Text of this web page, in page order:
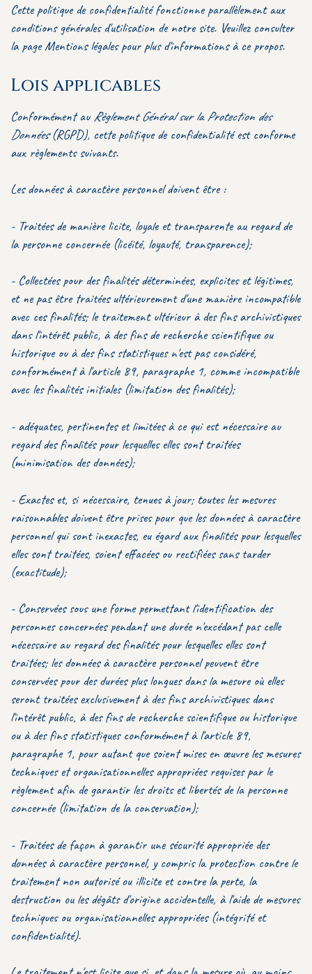
Cette politique de confidentialité fonctionne parallèlement aux
conditions générales d'utilisation de notre site. Veuillez consulter
la pageMentions légalespour plus d'informations à ce propos.
Lois applicables
Conformément au Règlement Général sur la Protection des
Données(RGPD), cette politique de confidentialité est conforme
aux règlements suivants.
Les données à caractère personnel doivent être :
- Traitées de manière licite, loyale et transparente au regard de
la personne concernée (licéité, loyauté, transparence);
- Collectées pour des finalités déterminées, explicites et légitimes,
et ne pas être traitées ultérieurement d'une manière incompatible
avec ces finalités; le traitement ultérieur à des fins archivistiques
dans l'intérêt public, à des fins de recherche scientifique ou
historique ou à des fins statistiques n'est pas considéré,
conformément à l'article 89, paragraphe 1, comme incompatible
avec les finalités initiales (limitation des finalités);
- adéquates, pertinentes et limitées à ce qui est nécessaire au
regard des finalités pour lesquelles elles sont traitées
(minimisation des données);
- Exactes et, si nécessaire, tenues à jour; toutes les mesures
raisonnables doivent être prises pour que les données à caractère
personnel qui sont inexactes, eu égard aux finalités pour lesquelles
elles sont traitées, soient effacées ou rectifiées sans tarder
(exactitude);
- Conservées sous une forme permettant l'identification des
personnes concernées pendant une durée n'excédant pas celle
nécessaire au regard des finalités pour lesquelles elles sont
traitées; les données à caractère personnel peuvent être
conservées pour des durées plus longues dans la mesure où elles
seront traitées exclusivement à des fins archivistiques dans
l'intérêt public, à des fins de recherche scientifique ou historique
ou à des fins statistiques conformément à l'article 89,
paragraphe 1, pour autant que soient mises en œuvre les mesures
techniques et organisationnelles appropriées requises par le
règlement afin de garantir les droits et libertés de la personne
concernée (limitation de la conservation);
- Traitées de façon à garantir une sécurité appropriée des
données à caractère personnel, y compris la protection contre le
traitement non autorisé ou illicite et contre la perte, la
destruction ou les dégâts d'origine accidentelle, à l'aide de mesures
techniques ou organisationnelles appropriées (intégrité et
confidentialité).